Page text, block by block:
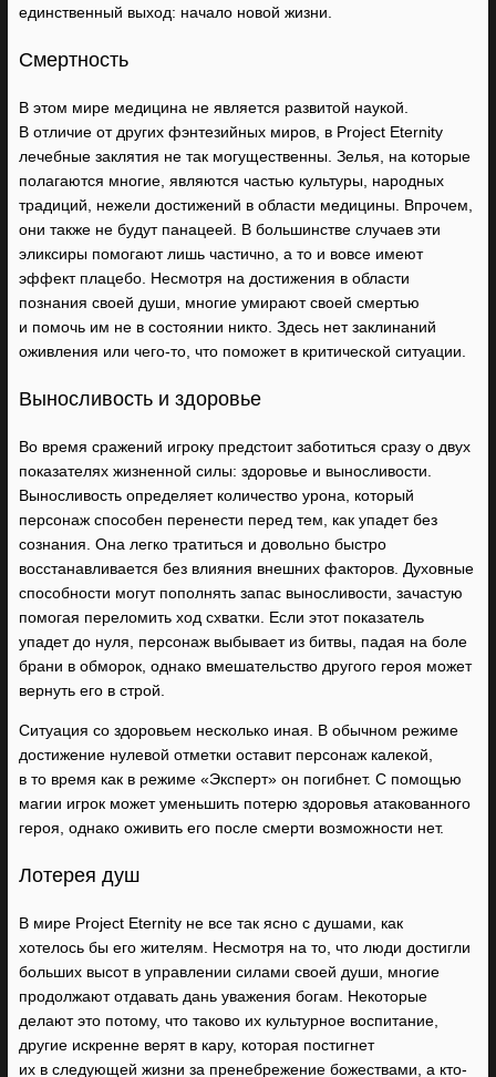
единственный выход: начало новой жизни.
Смертность
В этом мире медицина не является развитой наукой.
В отличие от других фэнтезийных миров, в Project Eternity
лечебные заклятия не так могущественны. Зелья, на которые
полагаются многие, являются частью культуры, народных
традиций, нежели достижений в области медицины. Впрочем,
они также не будут панацеей. В большинстве случаев эти
эликсиры помогают лишь частично, а то и вовсе имеют
эффект плацебо. Несмотря на достижения в области
познания своей души, многие умирают своей смертью
и помочь им не в состоянии никто. Здесь нет заклинаний
оживления или чего-то, что поможет в критической ситуации.
Выносливость и здоровье
Во время сражений игроку предстоит заботиться сразу о двух
показателях жизненной силы: здоровье и выносливости.
Выносливость определяет количество урона, который
персонаж способен перенести перед тем, как упадет без
сознания. Она легко тратиться и довольно быстро
восстанавливается без влияния внешних факторов. Духовные
способности могут пополнять запас выносливости, зачастую
помогая переломить ход схватки. Если этот показатель
упадет до нуля, персонаж выбывает из битвы, падая на боле
брани в обморок, однако вмешательство другого героя может
вернуть его в строй.
Ситуация со здоровьем несколько иная. В обычном режиме
достижение нулевой отметки оставит персонаж калекой,
в то время как в режиме «Эксперт» он погибнет. С помощью
магии игрок может уменьшить потерю здоровья атакованного
героя, однако оживить его после смерти возможности нет.
Лотерея душ
В мире Project Eternity не все так ясно с душами, как
хотелось бы его жителям. Несмотря на то, что люди достигли
больших высот в управлении силами своей души, многие
продолжают отдавать дань уважения богам. Некоторые
делают это потому, что таково их культурное воспитание,
другие искренне верят в кару, которая постигнет
их в следующей жизни за пренебрежение божествами, а кто-